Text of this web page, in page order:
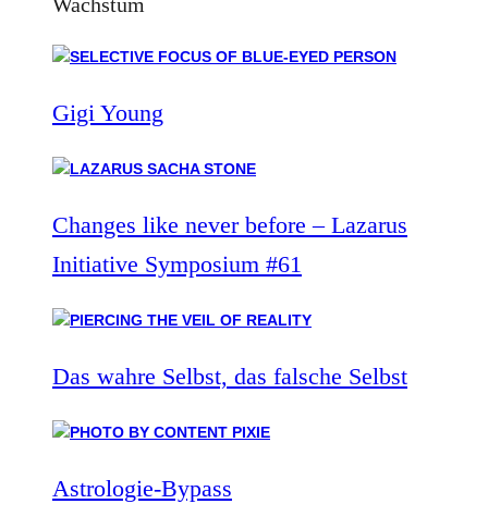
Gigi Young
Changes like never before – Lazarus
Initiative Symposium #61
Das wahre Selbst, das falsche Selbst
Astrologie-Bypass